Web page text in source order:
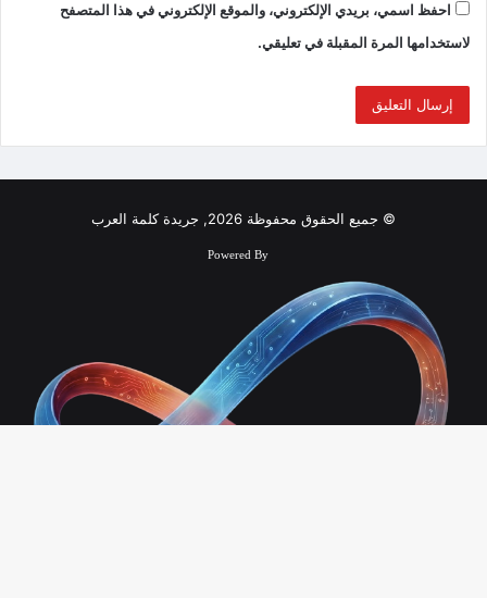
احفظ اسمي، بريدي الإلكتروني، والموقع الإلكتروني في هذا المتصفح
لاستخدامها المرة المقبلة في تعليقي.
© جميع الحقوق محفوظة 2026, جريدة كلمة العرب